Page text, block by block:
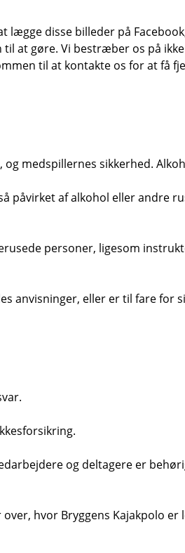
disse billeder på
at gøre. Vi bestræber os på
til at kontakte os for at få
medspillernes sikkerhed.
påvirket af alkohol eller andre
personer, ligesom
anvisninger, eller er til fare for
og deltagere er
hvor Bryggens Kajakpolo